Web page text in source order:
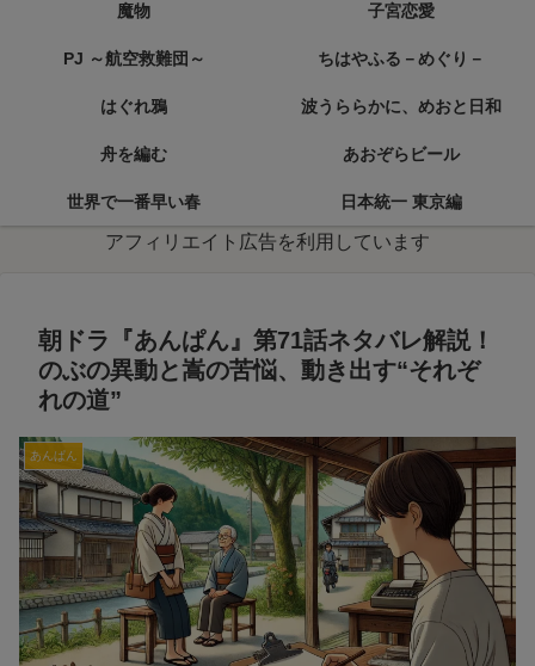
魔物 子宮恋愛
PJ ～航空救難団～ ちはやふる－めぐり－
はぐれ鴉 波うららかに、めおと日和
舟を編む あおぞらビール
世界で一番早い春 日本統一 東京編
アフィリエイト広告を利用しています
朝ドラ『あんぱん』第71話ネタバレ解説！
のぶの異動と嵩の苦悩、動き出す“それぞ
れの道”
あんぱん